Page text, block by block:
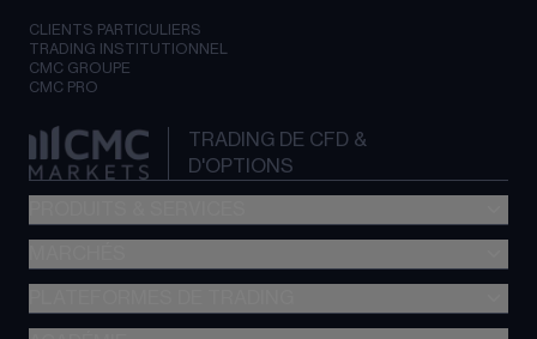
CLIENTS PARTICULIERS
TRADING INSTITUTIONNEL
CMC GROUPE
CMC PRO
TRADING DE CFD &
D'OPTIONS
Trading d’options